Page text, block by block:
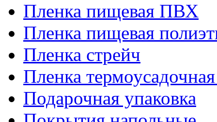
Пленка пищевая ПВХ
Пленка пищевая
Пленка стрейч
Пленка
Подарочная упаковка